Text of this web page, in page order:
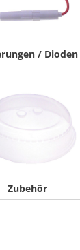
/ Dioden
Zubehör